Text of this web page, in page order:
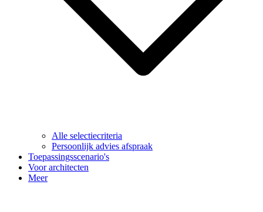
Alle selectiecriteria
Persoonlijk advies afspraak
Toepassingsscenario's
Voor architecten
Meer